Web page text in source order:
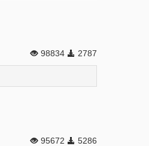
98834 2787
95672 5286